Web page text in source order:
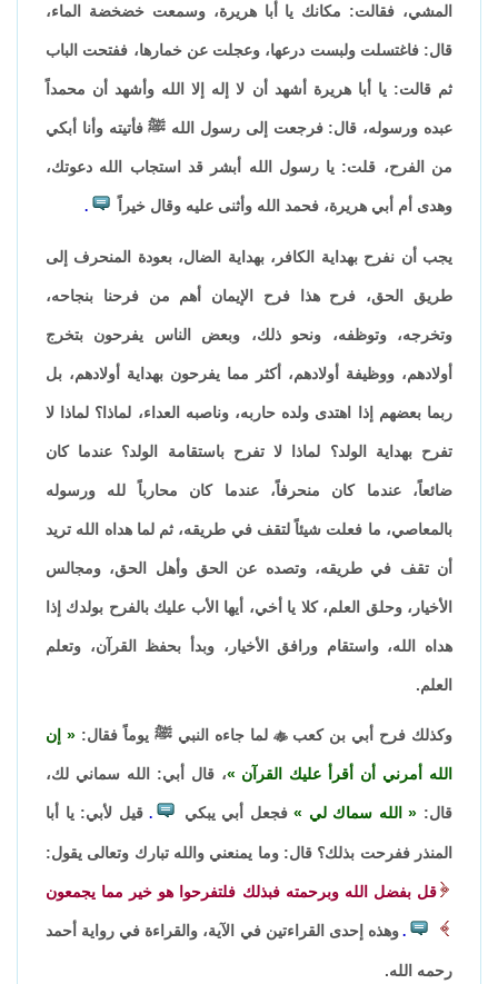
المشي، فقالت: مكانك يا أبا هريرة، وسمعت خضخضة الماء،
قال: فاغتسلت ولبست درعها، وعجلت عن خمارها، ففتحت الباب
ثم قالت: يا أبا هريرة أشهد أن لا إله إلا الله وأشهد أن محمداً
عبده ورسوله، قال: فرجعت إلى رسول الله ﷺ فأتيته وأنا أبكي
من الفرح، قلت: يا رسول الله أبشر قد استجاب الله دعوتك،
وهدى أم أبي هريرة، فحمد الله وأثنى عليه وقال خيراً .
يجب أن نفرح بهداية الكافر، بهداية الضال، بعودة المنحرف إلى
طريق الحق، فرح هذا فرح الإيمان أهم من فرحنا بنجاحه،
وتخرجه، وتوظفه، ونحو ذلك، وبعض الناس يفرحون بتخرج
أولادهم، ووظيفة أولادهم، أكثر مما يفرحون بهداية أولادهم، بل
ربما بعضهم إذا اهتدى ولده حاربه، وناصبه العداء، لماذا؟ لماذا لا
تفرح بهداية الولد؟ لماذا لا تفرح باستقامة الولد؟ عندما كان
ضائعاً، عندما كان منحرفاً، عندما كان محارباً لله ورسوله
بالمعاصي، ما فعلت شيئاً لتقف في طريقه، ثم لما هداه الله تريد
أن تقف في طريقه، وتصده عن الحق وأهل الحق، ومجالس
الأخيار، وحلق العلم، كلا يا أخي، أيها الأب عليك بالفرح بولدك إذا
هداه الله، واستقام ورافق الأخيار، وبدأ بحفظ القرآن، وتعلم
العلم.
وكذلك فرح أبي بن كعب لما جاءه النبي ﷺ يوماً فقال: إن
الله أمرني أن أقرأ عليك القرآن ، قال أبي: الله سماني لك،
قال: الله سماك لي فجعل أبي يبكي .قيل لأبي: يا أبا
المنذر ففرحت بذلك؟ قال: وما يمنعني والله تبارك وتعالى يقول:
قل بفضل الله وبرحمته فبذلك فلتفرحوا هو خير مما يجمعون
.وهذه إحدى القراءتين في الآية، والقراءة في رواية أحمد
رحمه الله.